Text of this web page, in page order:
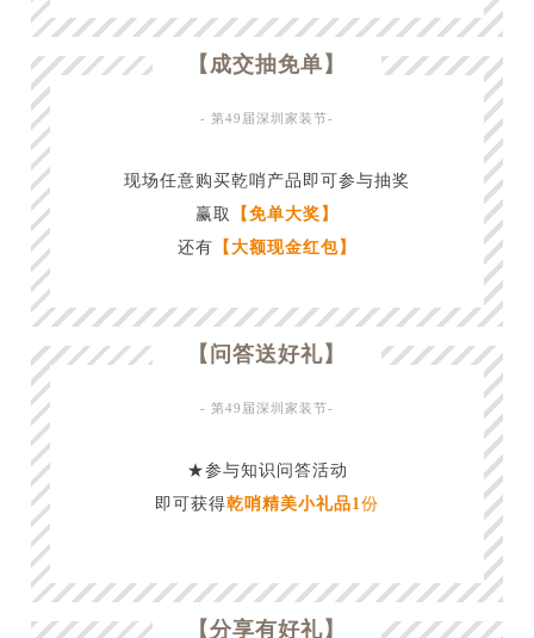
“
【成交抽免单】
- 第49届深圳家装节-
现场任意购买乾哨产品即可参与抽奖
赢取
【免单大奖】
还有 【大额现金红包】
“
【问答送好礼】
- 第49届深圳家装节-
★参与知识问答活动
即可获得乾哨精美小礼品1 份
【分享有好礼】